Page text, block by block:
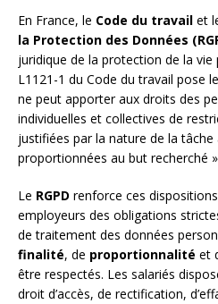
En France, le Code du travail et
la Protection des Données
juridique de la protection de la vie
L1121-1 du Code du travail pose
ne peut apporter aux droits des
individuelles et collectives de
justifiées par la nature de la tâche
proportionnées au but recherché
Le RGPD renforce ces
employeurs des obligations
de traitement des données
finalité, de proportionnalité et
être respectés. Les salariés
droit d’accès, de rectification,